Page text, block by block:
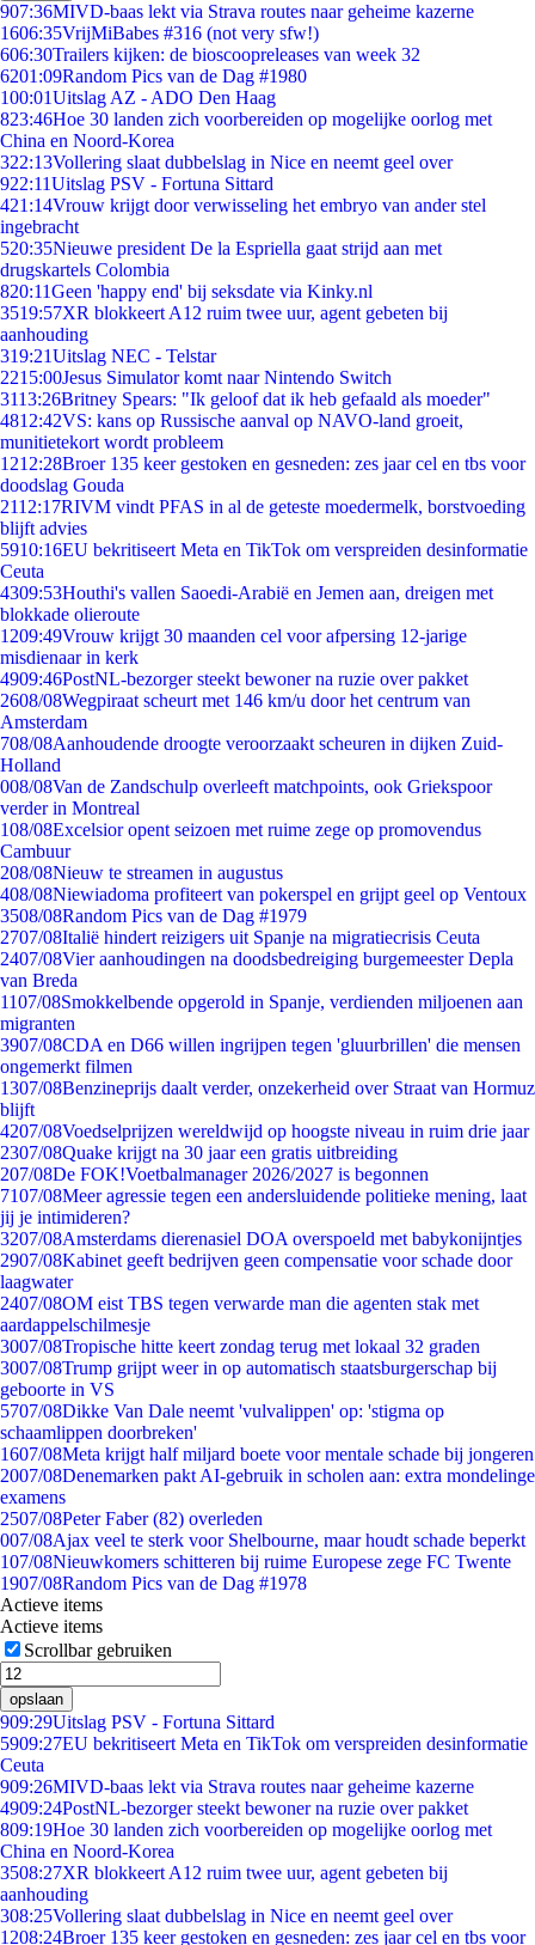
907:36MIVD-baas lekt via Strava routes naar geheime kazerne
1606:35VrijMiBabes #316 (not very sfw!)
606:30Trailers kijken: de bioscoopreleases van week 32
6201:09Random Pics van de Dag #1980
100:01Uitslag AZ - ADO Den Haag
823:46Hoe 30 landen zich voorbereiden op mogelijke oorlog met
China en Noord-Korea
322:13Vollering slaat dubbelslag in Nice en neemt geel over
922:11Uitslag PSV - Fortuna Sittard
421:14Vrouw krijgt door verwisseling het embryo van ander stel
ingebracht
520:35Nieuwe president De la Espriella gaat strijd aan met
drugskartels Colombia
820:11Geen 'happy end' bij seksdate via Kinky.nl
3519:57XR blokkeert A12 ruim twee uur, agent gebeten bij
aanhouding
319:21Uitslag NEC - Telstar
2215:00Jesus Simulator komt naar Nintendo Switch
3113:26Britney Spears: "Ik geloof dat ik heb gefaald als moeder"
4812:42VS: kans op Russische aanval op NAVO-land groeit,
munitietekort wordt probleem
1212:28Broer 135 keer gestoken en gesneden: zes jaar cel en tbs voor
doodslag Gouda
2112:17RIVM vindt PFAS in al de geteste moedermelk, borstvoeding
blijft advies
5910:16EU bekritiseert Meta en TikTok om verspreiden desinformatie
Ceuta
4309:53Houthi's vallen Saoedi-Arabië en Jemen aan, dreigen met
blokkade olieroute
1209:49Vrouw krijgt 30 maanden cel voor afpersing 12-jarige
misdienaar in kerk
4909:46PostNL-bezorger steekt bewoner na ruzie over pakket
2608/08Wegpiraat scheurt met 146 km/u door het centrum van
Amsterdam
708/08Aanhoudende droogte veroorzaakt scheuren in dijken Zuid-
Holland
008/08Van de Zandschulp overleeft matchpoints, ook Griekspoor
verder in Montreal
108/08Excelsior opent seizoen met ruime zege op promovendus
Cambuur
208/08Nieuw te streamen in augustus
408/08Niewiadoma profiteert van pokerspel en grijpt geel op Ventoux
3508/08Random Pics van de Dag #1979
2707/08Italië hindert reizigers uit Spanje na migratiecrisis Ceuta
2407/08Vier aanhoudingen na doodsbedreiging burgemeester Depla
van Breda
1107/08Smokkelbende opgerold in Spanje, verdienden miljoenen aan
migranten
3907/08CDA en D66 willen ingrijpen tegen 'gluurbrillen' die mensen
ongemerkt filmen
1307/08Benzineprijs daalt verder, onzekerheid over Straat van Hormuz
blijft
4207/08Voedselprijzen wereldwijd op hoogste niveau in ruim drie jaar
2307/08Quake krijgt na 30 jaar een gratis uitbreiding
207/08De FOK!Voetbalmanager 2026/2027 is begonnen
7107/08Meer agressie tegen een andersluidende politieke mening, laat
jij je intimideren?
3207/08Amsterdams dierenasiel DOA overspoeld met babykonijntjes
2907/08Kabinet geeft bedrijven geen compensatie voor schade door
laagwater
2407/08OM eist TBS tegen verwarde man die agenten stak met
aardappelschilmesje
3007/08Tropische hitte keert zondag terug met lokaal 32 graden
3007/08Trump grijpt weer in op automatisch staatsburgerschap bij
geboorte in VS
5707/08Dikke Van Dale neemt 'vulvalippen' op: 'stigma op
schaamlippen doorbreken'
1607/08Meta krijgt half miljard boete voor mentale schade bij jongeren
2007/08Denemarken pakt AI-gebruik in scholen aan: extra mondelinge
examens
2507/08Peter Faber (82) overleden
007/08Ajax veel te sterk voor Shelbourne, maar houdt schade beperkt
107/08Nieuwkomers schitteren bij ruime Europese zege FC Twente
1907/08Random Pics van de Dag #1978
Actieve items
Actieve items
Scrollbar gebruiken
opslaan
909:29Uitslag PSV - Fortuna Sittard
5909:27EU bekritiseert Meta en TikTok om verspreiden desinformatie
Ceuta
909:26MIVD-baas lekt via Strava routes naar geheime kazerne
4909:24PostNL-bezorger steekt bewoner na ruzie over pakket
809:19Hoe 30 landen zich voorbereiden op mogelijke oorlog met
China en Noord-Korea
3508:27XR blokkeert A12 ruim twee uur, agent gebeten bij
aanhouding
308:25Vollering slaat dubbelslag in Nice en neemt geel over
1208:24Broer 135 keer gestoken en gesneden: zes jaar cel en tbs voor